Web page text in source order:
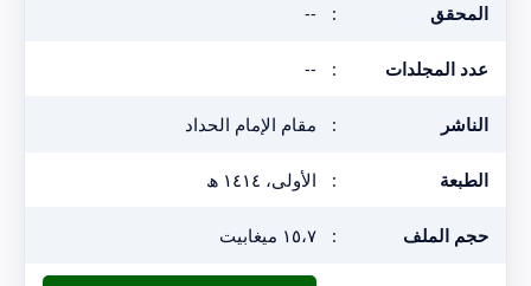
المحقق :
--
عدد المجلدات :
--
الناشر : مقام الإمام الحداد
الطبعة : الأولى، ١٤١٤ ھ
حجم الملف : ١٥،٧ ميغابيت